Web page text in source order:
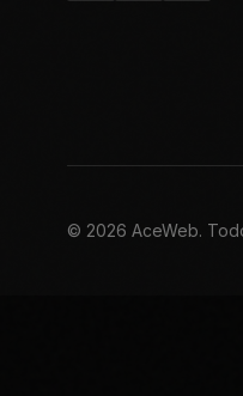
© 2026 AceWeb.